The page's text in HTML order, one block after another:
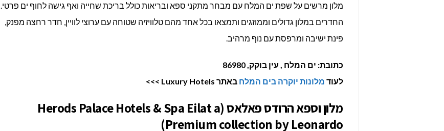
מלון מרשים על שפת ים המלח עם מבחר מתקני ספא ובריאות כולל בריכת שחייה ואף גישה לחוף ים פרטי.
החדרים במלון גדולים וממוזגים ותמצאו בכל אחד מהם טלוויזיה שטוחה עם ערוצי לוויין, חדר רחצה מפנק,
פינת ישיבה ומרפסת עם נוף מרהיב.
כתובת: ים המלח , עין בוקק, 86980
לעוד מלונות יוקרה בים המלח באתר Luxury Hotels >>>
מלון וספא הרודס פאלאס (Herods Palace Hotels & Spa Eilat a
Premium collection by Leonardo)